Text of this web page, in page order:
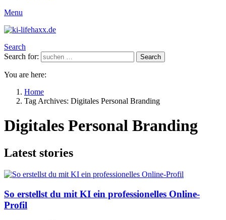
Menu
Search
Search for:
Search
You are here:
Home
Tag Archives: Digitales Personal Branding
Digitales Personal Branding
Latest stories
So erstellst du mit KI ein professionelles Online-
Profil